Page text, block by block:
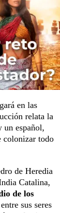
en las
relata la
un español,
colonizar todo
de Heredia
Catalina,
de los
sus seres